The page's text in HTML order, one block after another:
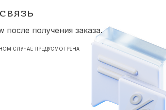
получения заказа.
СЛУЧАЕ ПРЕДУСМОТРЕНА